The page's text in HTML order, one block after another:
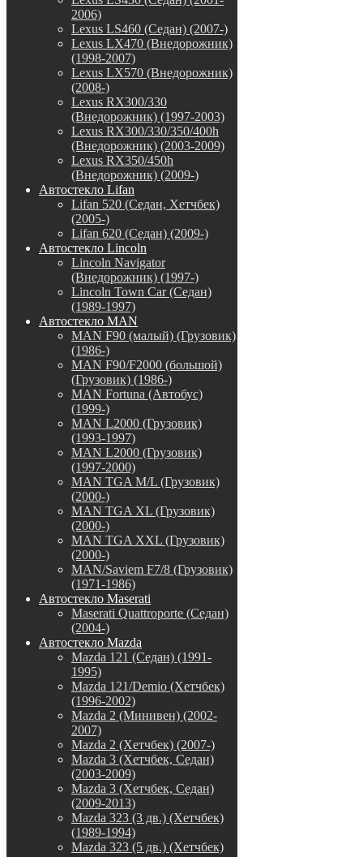
2006)
Lexus LS460 (Седан) (2007-)
Lexus LX470 (Внедорожник)
(1998-2007)
Lexus LX570 (Внедорожник)
(2008-)
Lexus RX300/330
(Внедорожник) (1997-2003)
Lexus RX300/330/350/400h
(Внедорожник) (2003-2009)
Lexus RX350/450h
(Внедорожник) (2009-)
Автостекло Lifan
Lifan 520 (Седан, Хетчбек)
(2005-)
Lifan 620 (Седан) (2009-)
Автостекло Lincoln
Lincoln Navigator
(Внедорожник) (1997-)
Lincoln Town Car (Седан)
(1989-1997)
Автостекло MAN
MAN F90 (малый) (Грузовик)
(1986-)
MAN F90/F2000 (большой)
(Грузовик) (1986-)
MAN Fortuna (Автобус)
(1999-)
MAN L2000 (Грузовик)
(1993-1997)
MAN L2000 (Грузовик)
(1997-2000)
MAN TGA M/L (Грузовик)
(2000-)
MAN TGA XL (Грузовик)
(2000-)
MAN TGA XXL (Грузовик)
(2000-)
MAN/Saviem F7/8 (Грузовик)
(1971-1986)
Автостекло Maserati
Maserati Quattroporte (Седан)
(2004-)
Автостекло Mazda
Mazda 121 (Седан) (1991-
1995)
Mazda 121/Demio (Хетчбек)
(1996-2002)
Mazda 2 (Минивен) (2002-
2007)
Mazda 2 (Хетчбек) (2007-)
Mazda 3 (Хетчбек, Седан)
(2003-2009)
Mazda 3 (Хетчбек, Седан)
(2009-2013)
Mazda 323 (3 дв.) (Хетчбек)
(1989-1994)
Mazda 323 (5 дв.) (Хетчбек)